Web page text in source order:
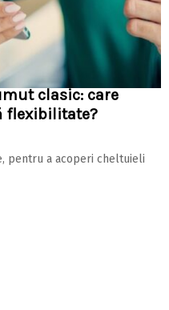
clasic: care
flexibilitate?
pentru a acoperi cheltuieli